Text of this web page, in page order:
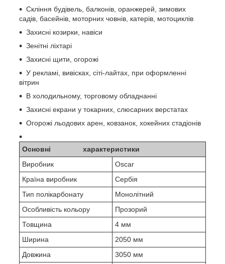
Скління будівель, балконів, оранжерей, зимових
садів, басейнів, моторних човнів, катерів, мотоциклів
Захисні козирки, навіси
Зенітні ліхтарі
Захисні щити, огорожі
У рекламі, вивісках, сіті-лайтах, при оформленні
вітрин
В холодильному, торговому обладнанні
Захисні екрани у токарних, слюсарних верстатах
Огорожі льодових арен, ковзанок, хокейних стадіонів
Основні характеристики
Виробник
Oscar
Країна виробник
Сербія
Тип полікарбонату
Монолітний
Особливість кольору
Прозорий
Товщина
4 мм
Ширина
2050 мм
Довжина
3050 мм